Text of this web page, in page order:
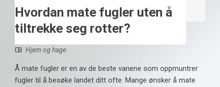
Hvordan mate fugler uten å
tiltrekke seg rotter?
Hjem og hage
Å mate fugler er en av de beste vanene som oppmuntrer
fugler til å besøke landet ditt ofte. Mange ønsker å mate